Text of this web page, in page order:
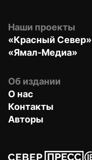
Наши проекты
«Красный Север»
«Ямал-Медиа»
Об издании
О нас
Контакты
Авторы